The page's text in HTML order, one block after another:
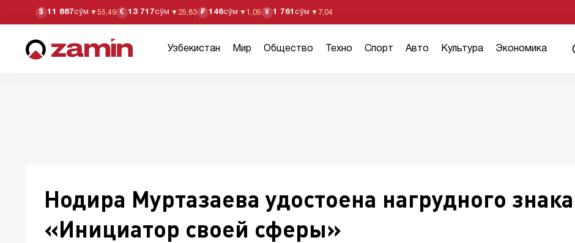
$ 11 887сўм ▼55,49 € 13 717сўм ▼ 25,83 ₽ 146сўм ▼1,05 ¥ 1 761 сўм ▼ 7,04
Узбекистан Мир Общество Техно Спорт Авто Культура Экономика
Нодира Муртазаева удостоена нагрудного знака
«Инициатор своей сферы»